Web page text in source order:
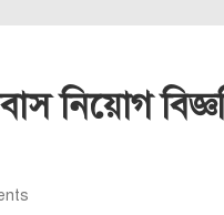
নিয়োগ